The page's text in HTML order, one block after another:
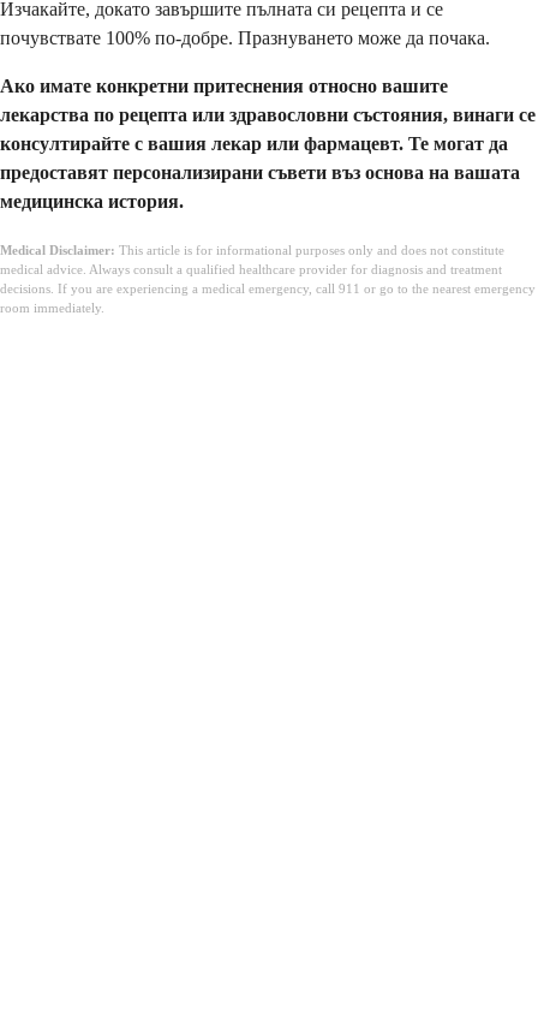
Изчакайте, докато завършите пълната си рецепта и се
почувствате 100% по-добре. Празнуването може да почака.
Ако имате конкретни притеснения относно вашите
лекарства по рецепта или здравословни състояния, винаги се
консултирайте с вашия лекар или фармацевт. Те могат да
предоставят персонализирани съвети въз основа на вашата
медицинска история.
Medical Disclaimer: This article is for informational purposes only and does not constitute
medical advice. Always consult a qualified healthcare provider for diagnosis and treatment
decisions. If you are experiencing a medical emergency, call 911 or go to the nearest emergency
room immediately.